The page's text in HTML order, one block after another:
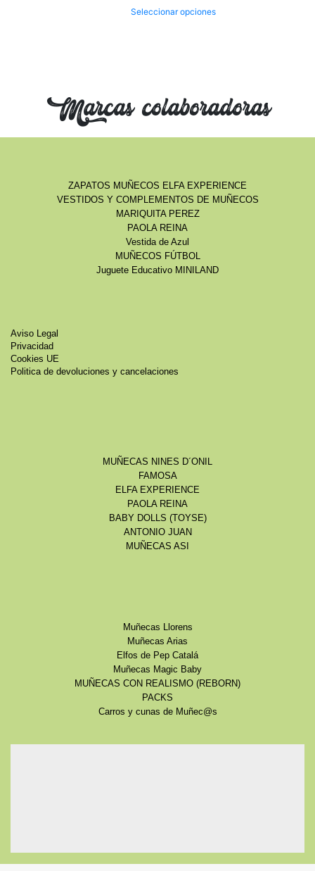
Seleccionar opciones
Marcas colaboradoras
ZAPATOS MUÑECOS ELFA EXPERIENCE
VESTIDOS Y COMPLEMENTOS DE MUÑECOS
MARIQUITA PEREZ
PAOLA REINA
Vestida de Azul
MUÑECOS FÚTBOL
Juguete Educativo MINILAND
Aviso Legal
Privacidad
Cookies UE
Politica de devoluciones y cancelaciones
MUÑECAS NINES D´ONIL
FAMOSA
ELFA EXPERIENCE
PAOLA REINA
BABY DOLLS (TOYSE)
ANTONIO JUAN
MUÑECAS ASI
Muñecas Llorens
Muñecas Arias
Elfos de Pep Catalá
Muñecas Magic Baby
MUÑECAS CON REALISMO (REBORN)
PACKS
Carros y cunas de Muñec@s